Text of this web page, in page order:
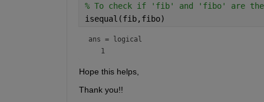
0.0369    0.0597    0.0966    0.1564
% To check if 'fib' and 'fibo' are the
isequal(fib,fibo)
ans = logical
Hope this helps,
Thank you!!